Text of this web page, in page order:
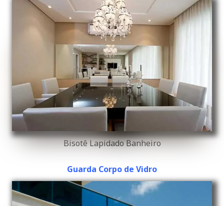
Bisotê Lapidado Banheiro
Guarda Corpo de Vidro